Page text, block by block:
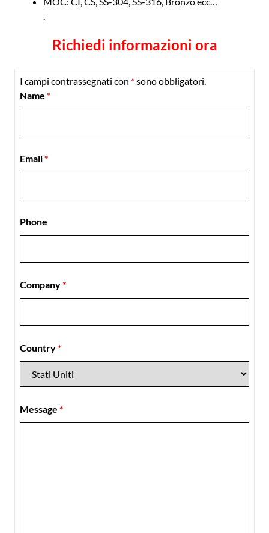
.
Richiedi informazioni ora
I campi contrassegnati con *sono obbligatori.
Name *
Email*
Phone
Company*
Country*
Message *